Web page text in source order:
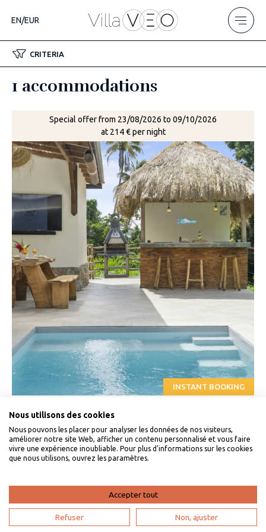
EN/EUR
CRITERIA
1 accommodations
Special offer from 23/08/2026 to 09/10/2026
at 214 € per night
INSTANT BOOKING
Gros-Morne, Martinique . Villa swimming pool Gros-Morne
Villa Essane 11
Nous utilisons des cookies
Nous pouvons les placer pour analyser les données de nos visiteurs,
améliorer notre site Web, afficher un contenu personnalisé et vous faire
vivre une expérience inoubliable. Pour plus d'informations sur les cookies
que nous utilisons, ouvrez les paramètres.
Accepter tout
Refuser Non, ajuster